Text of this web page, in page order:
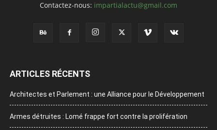
Contactez-nous: impartialactu@gmail.com
ARTICLES RÉCENTS
Architectes et Parlement : une Alliance pour le Développement
Armes détruites : Lomé frappe fort contre la prolifération